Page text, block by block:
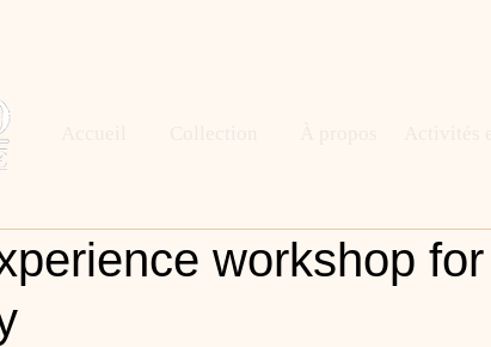
workshop